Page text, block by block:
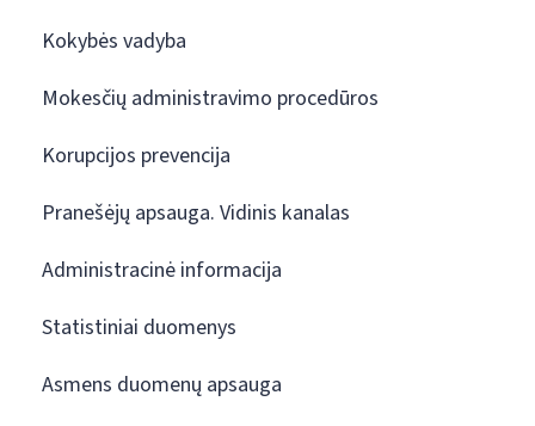
Kokybės vadyba
Mokesčių administravimo procedūros
Korupcijos prevencija
Pranešėjų apsauga. Vidinis kanalas
Administracinė informacija
Statistiniai duomenys
Asmens duomenų apsauga